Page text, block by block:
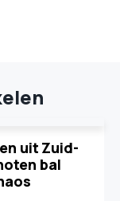
uit Zuid-
bal